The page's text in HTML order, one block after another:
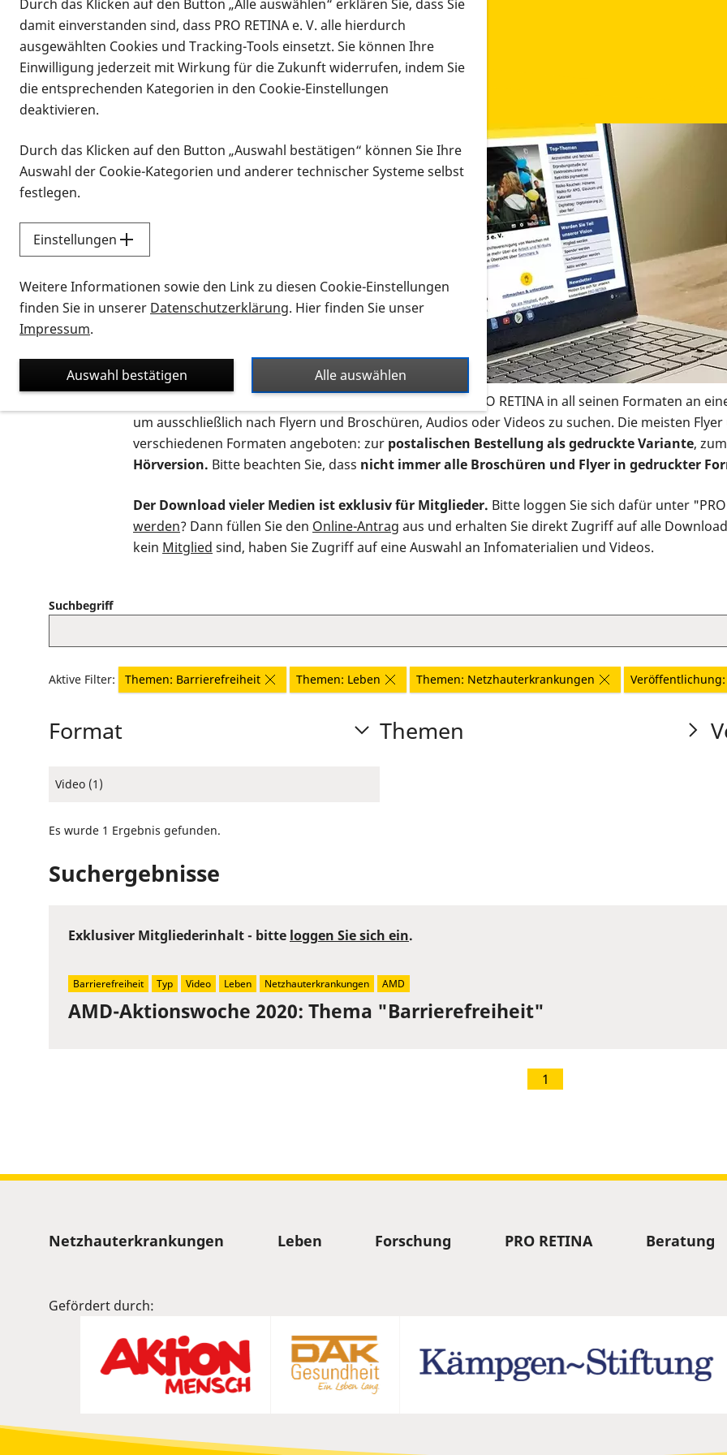
Infomaterial
Infomaterial
Vorlesen
Alle Infomaterialien in verschiedenen Formaten an
Sie möchten wissen, wie Sie nach Infonmaterial suchen und dieses bestellen bzw. herunterladen
Erklärvideos zum Thema Infomaterial auf der PRO RETINA-Website für blinde und
Auf dieser Seite finden Sie sämtliches Infomaterial der PRO RETINA in all seinen Formaten an
um ausschließlich nach Flyern und Broschüren, Audios oder Videos zu suchen. Die meisten
verschiedenen Formaten angeboten: zur postalischen Bestellung als gedruckte Variante,
Hörversion. Bitte beachten Sie, dass nicht immer alle Broschüren und Flyer in gedruckter
Der Download vieler Medien ist exklusiv für Mitglieder. Bitte loggen Sie sich dafür unter
werden? Dann füllen Sie den Online-Antrag aus und erhalten Sie direkt Zugriff auf alle
kein Mitglied sind, haben Sie Zugriff auf eine Auswahl an Infomaterialien und Videos.
Suchbegriff
Aktive Filter: Themen: Barrierefreiheit Themen: Leben Themen: Netzhauterkrankungen
Format
Video (1)
Themen
Es wurde 1 Ergebnis gefunden.
Suchergebnisse
AMD-Aktionswoche 2020: Thema "Barrierefreiheit"
Exklusiver Mitgliederinhalt - bitte loggen Sie sich ein.
Barrierefreiheit Typ Video Leben Netzhauterkrankungen AMD
1
Sitemap
Netzhauterkrankungen Leben Forschung PRO RETINA Beratung
Gefördert durch:
Durch das Klicken auf den Button „Alle auswählen“ erklären Sie, dass Sie
damit einverstanden sind, dass PRO RETINA e. V. alle hierdurch
ausgewählten Cookies und Tracking-Tools einsetzt. Sie können Ihre
Einwilligung jederzeit mit Wirkung für die Zukunft widerrufen, indem Sie
die entsprechenden Kategorien in den Cookie-Einstellungen
deaktivieren.
Durch das Klicken auf den Button „Auswahl bestätigen“ können Sie Ihre
Auswahl der Cookie-Kategorien und anderer technischer Systeme selbst
festlegen.
Einstellungen
Weitere Informationen sowie den Link zu diesen Cookie-Einstellungen
finden Sie in unserer Datenschutzerklärung. Hier finden Sie unser
Impressum.
Alle auswählen
Auswahl bestätigen